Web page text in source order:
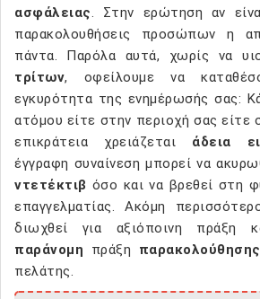
ασφάλειας. Στην ερώτηση αν
παρακολουθήσεις προσώπων η
πάντα. Παρόλα αυτά, χωρίς να
τρίτων, οφείλουμε να
εγκυρότητα της ενημέρωσής σας:
ατόμου είτε στην περιοχή σας είτε
επικράτεια χρειάζεται άδεια
έγγραφη συναίνεση μπορεί να
ντετέκτιβ όσο και να βρεθεί στη
επαγγελματίας. Ακόμη
διωχθεί για αξιόποινη πράξη
παράνομη πράξη
πελάτης.